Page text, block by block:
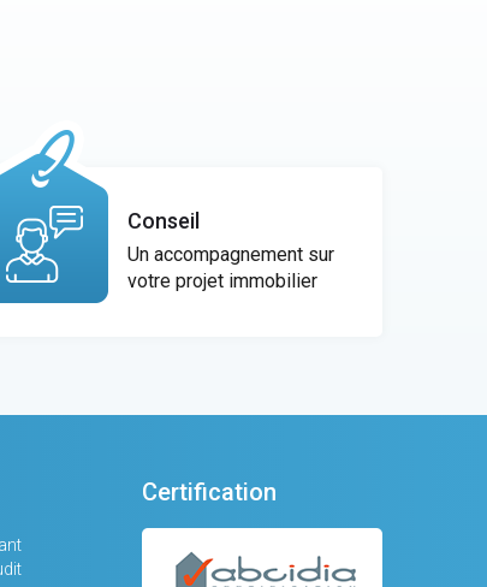
Conseil
Un accompagnement sur
votre projet immobilier
Certification